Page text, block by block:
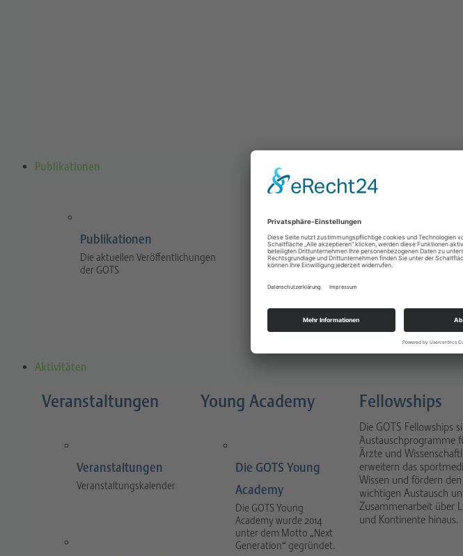
Publikationen
Publikationen
Die aktuellen Veröffentlichungen
der GOTS
Sports Orthopaedics and
Traumatology
and practical sport orthopaedics
Aktivitäten
Veranstaltungen
Veranstaltungen
Veranstaltungskalender
Young Academy
Die GOTS Young
Academy
Die GOTS Young
Academy wurde 2014
unter dem Motto „Next
Generation“ gegründet.
Fellowships
Die GOTS Fellowships
Austauschprogramme
Ärzte und
erweitern das
Wissen und fördern den
wichtigen Austausch
Zusammenarbeit über
und Kontinente hinaus.